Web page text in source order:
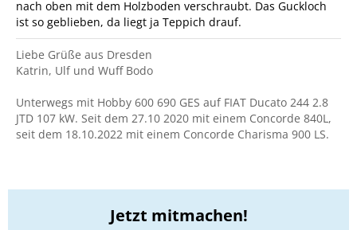
nach oben mit dem Holzboden verschraubt. Das Guckloch
ist so geblieben, da liegt ja Teppich drauf.
Liebe Grüße aus Dresden
Katrin, Ulf und Wuff Bodo
Unterwegs mit Hobby 600 690 GES auf FIAT Ducato 244 2.8
JTD 107 kW. Seit dem 27.10 2020 mit einem Concorde 840L,
seit dem 18.10.2022 mit einem Concorde Charisma 900 LS.
Jetzt mitmachen!